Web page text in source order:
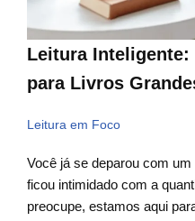
Leitura Inteligente:
para Livros
Leitura em Foco
Você já se deparou com
ficou intimidado com a
preocupe, estamos aqui